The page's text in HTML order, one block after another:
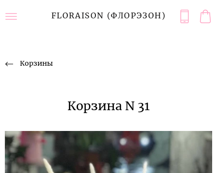
FLORAISON (ФЛОРЭЗОН)
Корзины
Корзина N 31